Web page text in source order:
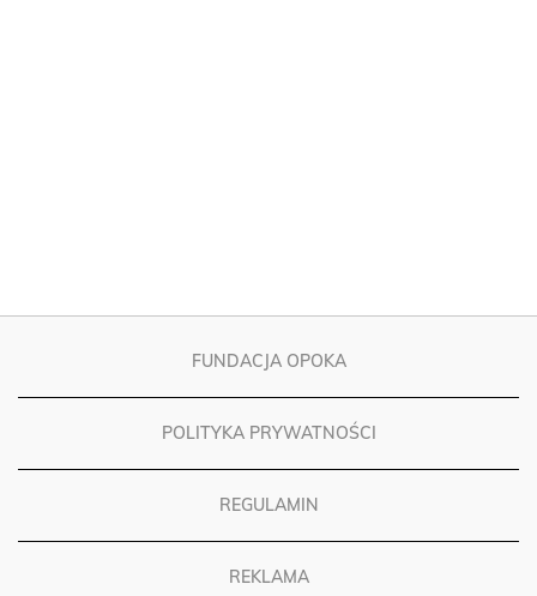
FUNDACJA OPOKA
POLITYKA PRYWATNOŚCI
REGULAMIN
REKLAMA